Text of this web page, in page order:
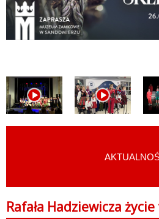
Rafała Hadziewicza